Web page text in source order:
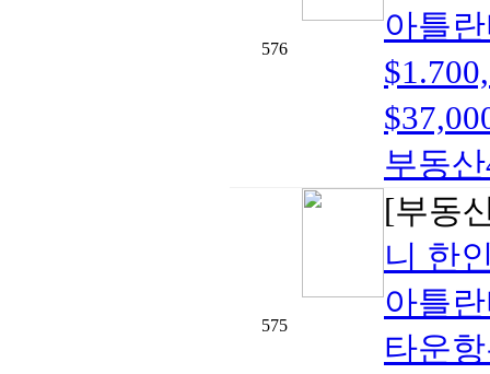
576
아틀
부동
575
[부동
니 한
아틀
타운